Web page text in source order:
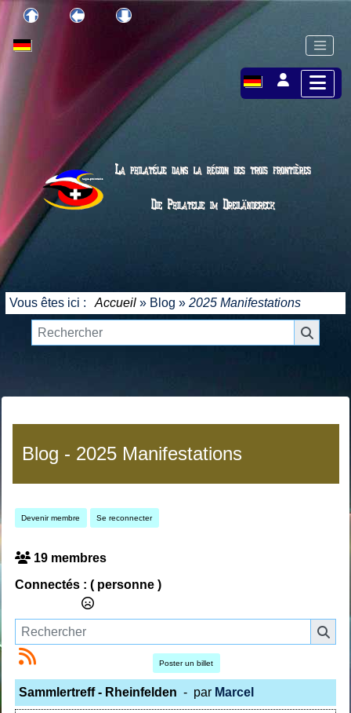
Vous êtes ici : Accueil » Blog » 2025 Manifestations
Blog - 2025 Manifestations
Devenir membre Se reconnecter
19 membres
Connectés : ( personne )
Poster un billet
Sammlertreff - Rheinfelden - par Marcel